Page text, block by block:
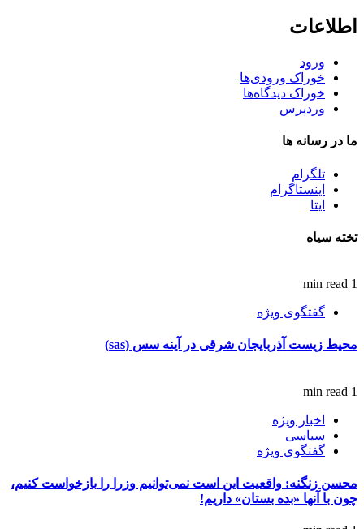
اطلاعات
ورود
خوراک ورودی‌ها
خوراک دیدگاه‌ها
وردپرس
ما در رسانه ها
تلگرام
اینستاگرام
ایتا
تخته سیاه
1 min read
گفتگوی ویژه
محیط زیست آذربایجان شرقی در آینه سس (sas)
1 min read
اخبار ویژه
سیاسی
گفتگوی ویژه
محسن زنگنه: واقعیت این است نمی‌توانیم وزرا را بازخواست کنیم،
چون با آنها «بده بستان» داریم!